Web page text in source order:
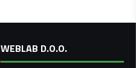
WEBLAB D.O.O.